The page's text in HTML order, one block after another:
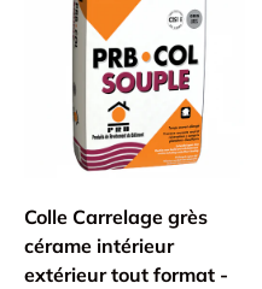
Colle Carrelage grès
cérame intérieur
extérieur tout format -